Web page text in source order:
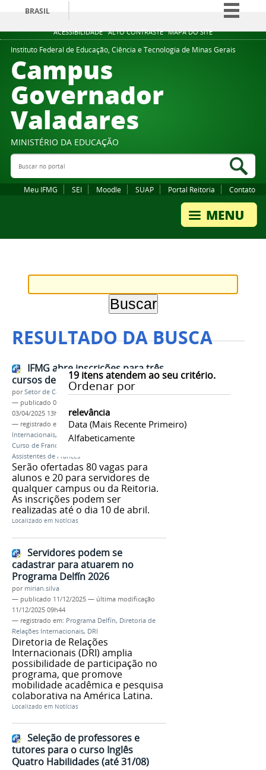
ACESSIBILIDADE ALTO CONTRASTE MAPA DO SITE
BRASIL
Simplifique!
Comunica BR
Instituto Federal de Educação, Ciência e Tecnologia de Minas Gerais
Campus
Governador
Valadares
MINISTÉRIO DA EDUCAÇÃO
Buscar no portal
Meu IFMG SEI Moodle SUAP Portal Reitoria Contato
RESULTADO DA BUSCA
19itens atendem ao seu critério.
Ordenar por
relevância
Data (mais Recente Primeiro)
Alfabeticamente
IFMG abre inscrições para três
cursos de Francês
porSetor de Comunicação
— publicado 01/04/2025
03/04/2025 13h59
— registrado em:
Diretoria de Relações
Internacionais, , Curso de Francês Básico I
Curso de Francês Básico II
Assistentes de Francês
Serão ofertadas 80 vagas para
alunos e 20 para servidores de
qualquer campus ou da Reitoria.
As inscrições podem ser
realizadas até o dia 10 de abril.
Localizado em Notícias
Servidores podem se
cadastrar para atuarem no
Programa Delfín 2026
por mirian.silva
— publicado 11/12/2025 — última modificação
11/12/2025 09h44
— registrado em: Programa Delfín, Diretoria de
Relações Internacionais, DRI
Diretoria de Relações
Internacionais (DRI) amplia
possibilidade de participação no
programa, que promove
mobilidade acadêmica e pesquisa
colaborativa na América Latina.
Localizado em Notícias
Seleção de professores e
tutores para o curso Inglês
Quatro Habilidades (até 31/08)